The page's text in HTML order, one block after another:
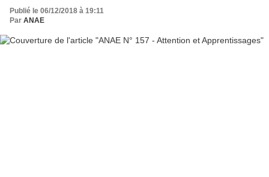
Publié le 06/12/2018 à 19:11
Par ANAE